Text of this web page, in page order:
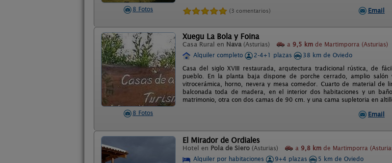
8 Fotos (3 comentarios) Email
8 Fotos
Xuegu La Bola y Foina
Casa Rural en Nava (Asturias) a 9,5 km de Martimporra (Asturias)
Alquiler completo
2-4+1 plazas
38 km de Oviedo
Casa del siglo XVIII restaurada, arqutectura tradicional rústica, de
pueblo. En la planta baja dispone de porche cerrado, amplio salón
vitrocerámica, horno, nevera y mesa comedor. Cuarto de material
balconada toda de madera, en el interior dos habitaciones y un
matrimonio, otra con dos camas de 90 cm. y una cama supletoria en
Email
El Mirador de Ordiales
Hotel en Pola de Siero (Asturias) a 9,8 km de Martimporra
Alquiler por habitaciones
9+4 plazas
5 km de Oviedo